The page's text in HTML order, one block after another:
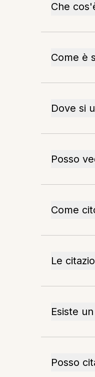
Che
Come è
Dove si
Posso
Come
Le
Esiste
Posso